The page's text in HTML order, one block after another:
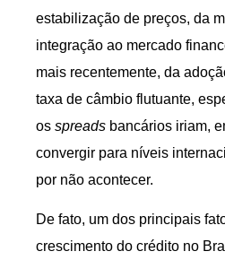
estabilização de preços, da
integração ao mercado
mais recentemente, da
taxa de câmbio flutuante,
os spreads bancários iriam,
convergir para níveis
por não acontecer.
De fato, um dos principais
crescimento do crédito no